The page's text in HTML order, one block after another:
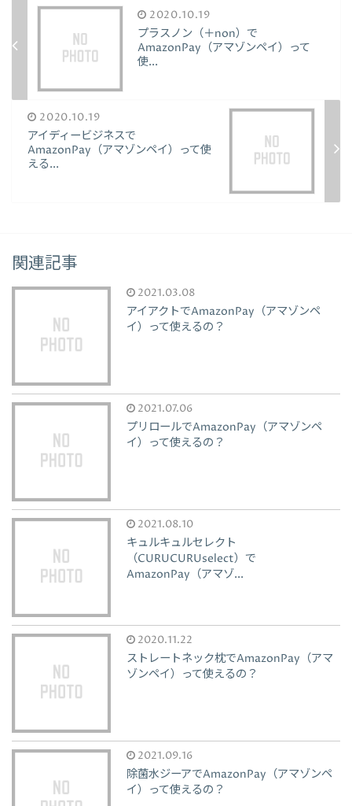
2020.10.19
プラスノン（＋non）で
AmazonPay（アマゾンペイ）って
使...
2020.10.19
アイディービジネスで
AmazonPay（アマゾンペイ）って使
える...
関連記事
2021.03.08
アイアクトでAmazonPay（アマゾンペ
イ）って使えるの？
2021.07.06
プリロールでAmazonPay（アマゾンペ
イ）って使えるの？
2021.08.10
キュルキュルセレクト
（CURUCURUselect）で
AmazonPay（アマゾ...
2020.11.22
ストレートネック枕でAmazonPay（アマ
ゾンペイ）って使えるの？
2021.09.16
除菌水ジーアでAmazonPay（アマゾンペ
イ）って使えるの？